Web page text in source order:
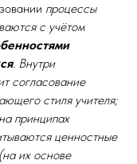
процессы
с учётом
. Внутри
согласование
стиля учителя;
принципах
ценностные
их основе